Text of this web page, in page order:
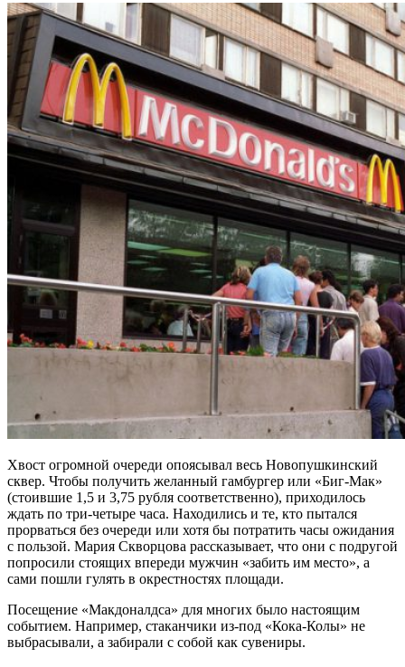
Хвост огромной очереди опоясывал весь Новопушкинский
сквер. Чтобы получить желанный гамбургер или «Биг-Мак»
(стоившие 1,5 и 3,75 рубля соответственно), приходилось
ждать по три-четыре часа. Находились и те, кто пытался
прорваться без очереди или хотя бы потратить часы ожидания
с пользой. Мария Скворцова рассказывает, что они с подругой
попросили стоящих впереди мужчин «забить им место», а
сами пошли гулять в окрестностях площади.
Посещение «Макдоналдса» для многих было настоящим
событием. Например, стаканчики из-под «Кока-Колы» не
выбрасывали, а забирали с собой как сувениры.